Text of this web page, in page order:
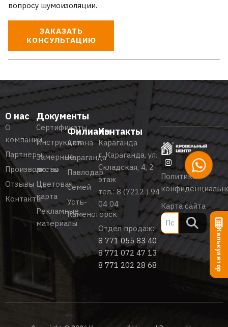
вопросу шумоизоляции.
ЗАКАЗАТЬ
КОНСУЛЬТАЦИЮ
О нас
О
компании
Партнеры
Производство
Отзывы
Контакты
Документы
Сертификаты
Инструкции
Замерные
листы
Цветовая
карта
Рекламные
материалы
Филиалы
Астана
Караганда
Павлодар
Семей
Усть-
Каменогорск
Контакты
Караганда
г. Караганда, ул.
Складская, 4, 2
этаж
тел.:8 (7212 ) 94
04 04
Отдел продаж:
8 771 055 83 40
8 771 072 47 13
8 771 202 28 68
Политика
Карта сайта
Калькулятор